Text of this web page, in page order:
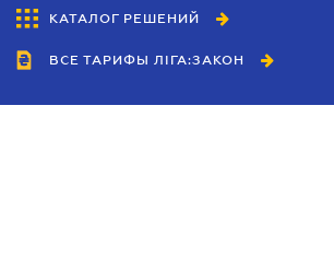
КАТАЛОГ РЕШЕНИЙ
ВСЕ ТАРИФЫ ЛІГА:ЗАКОН